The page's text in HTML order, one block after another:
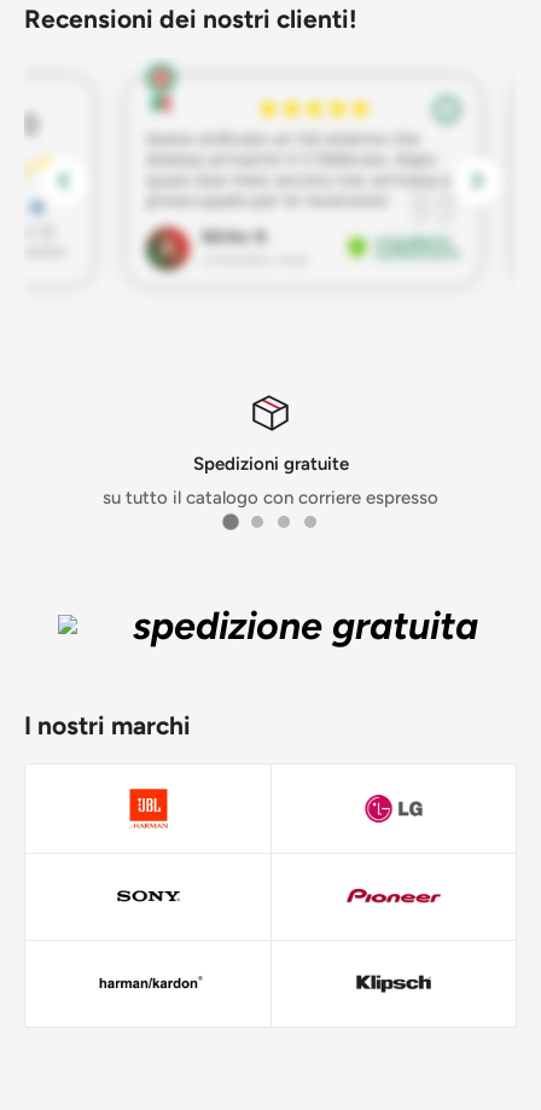
Recensioni dei nostri clienti!
Spedizioni gratuite
su tutto il catalogo con corriere espresso
spedizione gratuita
I nostri marchi